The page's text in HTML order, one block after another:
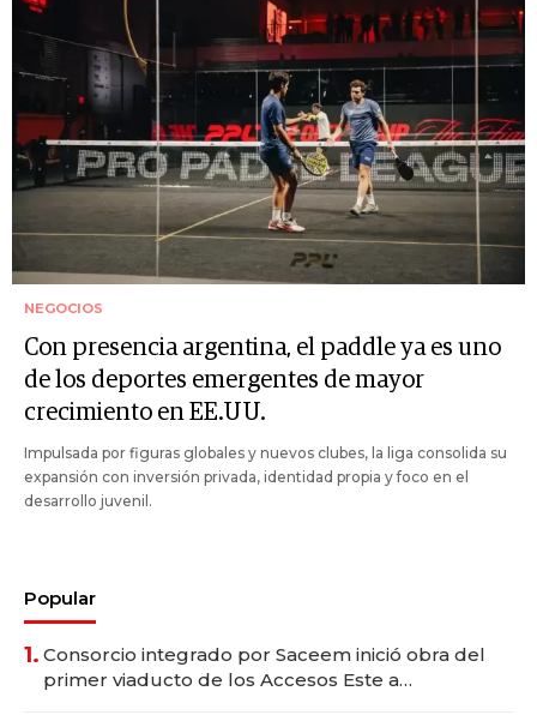
NEGOCIOS
Con presencia argentina, el paddle ya es uno
de los deportes emergentes de mayor
crecimiento en EE.UU.
Impulsada por figuras globales y nuevos clubes, la liga consolida su
expansión con inversión privada, identidad propia y foco en el
desarrollo juvenil.
Popular
1. Consorcio integrado por Saceem inició obra del
primer viaducto de los Accesos Este a